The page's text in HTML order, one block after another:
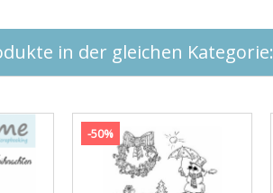
in der gleichen Kategorie:
-50%